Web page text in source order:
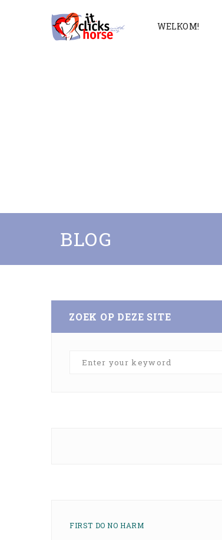
WELKOM!
BLOG
ZOEK OP DEZE SITE
FIRST DO NO HARM